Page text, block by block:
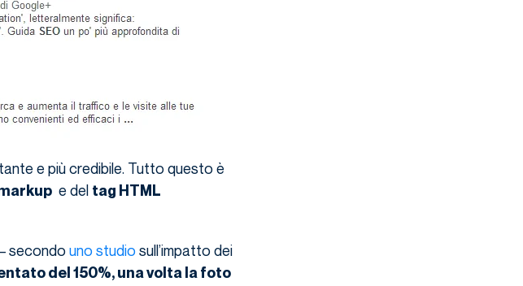
e più credibile. Tutto questo è
e del tag HTML
secondo uno studio sull’impatto dei
del 150%, una volta la foto